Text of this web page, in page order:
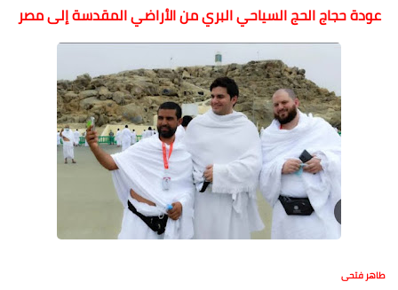
عودة حجاج الحج السياحي البري من الأراضي المقدسة إلى مصر
طاهر فتحى